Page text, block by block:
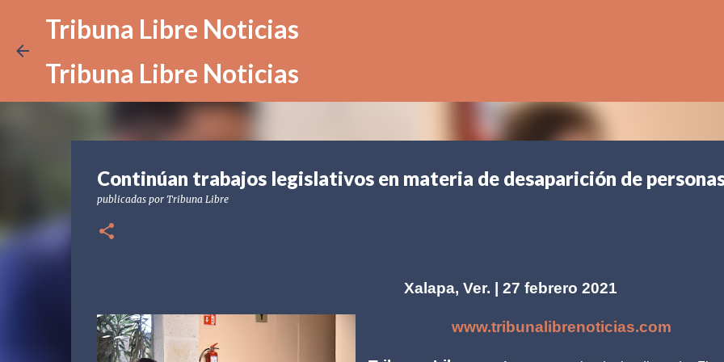
Tribuna Libre Noticias
Tribuna Libre Noticias
Continúan trabajos legislativos en materia de desaparición de
publicadas por Tribuna Libre
Xalapa, Ver. | 27 febrero 2021
www.tribunalibrenoticias.com